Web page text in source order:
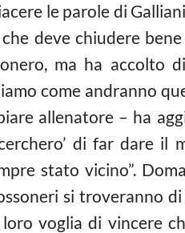
le parole di
che deve chiudere
ma ha accolto
come andranno
allenatore – ha
di far dare il
stato vicino”.
si troveranno
voglia di vincere